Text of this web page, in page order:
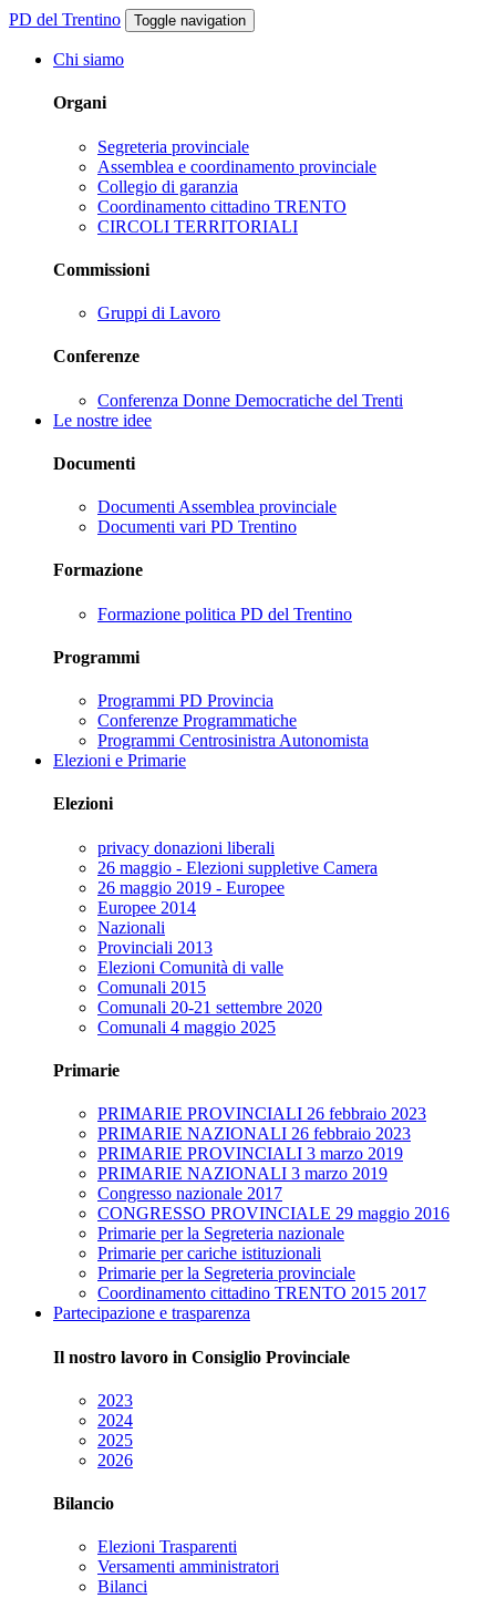
PD del Trentino Toggle navigation
Chi siamo
Organi
Segreteria provinciale
Assemblea e coordinamento provinciale
Collegio di garanzia
Coordinamento cittadino TRENTO
CIRCOLI TERRITORIALI
Commissioni
Gruppi di Lavoro
Conferenze
Conferenza Donne Democratiche del Trenti
Le nostre idee
Documenti
Documenti Assemblea provinciale
Documenti vari PD Trentino
Formazione
Formazione politica PD del Trentino
Programmi
Programmi PD Provincia
Conferenze Programmatiche
Programmi Centrosinistra Autonomista
Elezioni e Primarie
Elezioni
privacy donazioni liberali
26 maggio - Elezioni suppletive Camera
26 maggio 2019 - Europee
Europee 2014
Nazionali
Provinciali 2013
Elezioni Comunità di valle
Comunali 2015
Comunali 20-21 settembre 2020
Comunali 4 maggio 2025
Primarie
PRIMARIE PROVINCIALI 26 febbraio 2023
PRIMARIE NAZIONALI 26 febbraio 2023
PRIMARIE PROVINCIALI 3 marzo 2019
PRIMARIE NAZIONALI 3 marzo 2019
Congresso nazionale 2017
CONGRESSO PROVINCIALE 29 maggio 2016
Primarie per la Segreteria nazionale
Primarie per cariche istituzionali
Primarie per la Segreteria provinciale
Coordinamento cittadino TRENTO 2015 2017
Partecipazione e trasparenza
Il nostro lavoro in Consiglio Provinciale
2023
2024
2025
2026
Bilancio
Elezioni Trasparenti
Versamenti amministratori
Bilanci